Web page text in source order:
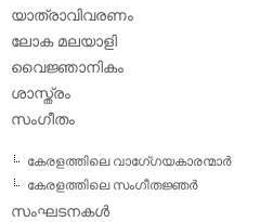
യാത്രാവിവരണം
ലോക മലയാളി
വൈജ്ഞാനികം
ശാസ്ത്രം
സംഗീതം
കേരളത്തിലെ വാഗേ്ഗയകാരന്മാര്‍
കേരളത്തിലെ സംഗീതജ്ഞര്‍
സംഘടനകള്‍